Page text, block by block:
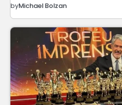
byMichael Bolzan